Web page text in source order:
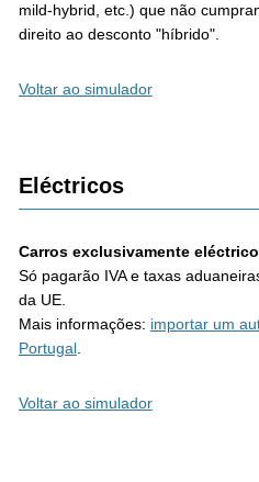
mild-hybrid, etc.) que não
direito ao desconto "híbrido".
Voltar ao simulador
Eléctricos
Carros exclusivamente
Só pagarão IVA e taxas
da UE.
Mais informações: importar um
Portugal.
Voltar ao simulador